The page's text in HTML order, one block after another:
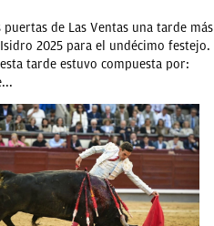
puertas de Las Ventas una tarde más
2025 para el undécimo festejo.
tarde estuvo compuesta por: